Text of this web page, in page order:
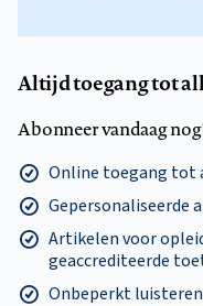
Altijd toegang tot
Abonneer vandaag
Online toegang tot
Gepersonaliseerde
Artikelen voor
geaccrediteerde
Onbeperkt